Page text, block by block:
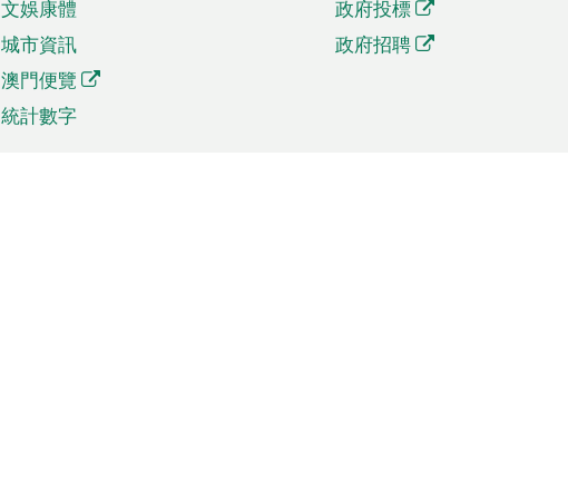
文娛康體
城市資訊
澳門便覽
統計數字
政府投標
政府招聘